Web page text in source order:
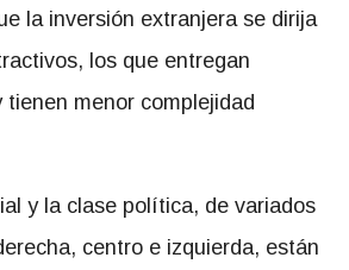
la inversión extranjera se dirija
los que entregan
tienen menor complejidad
y la clase política, de variados
centro e izquierda, están